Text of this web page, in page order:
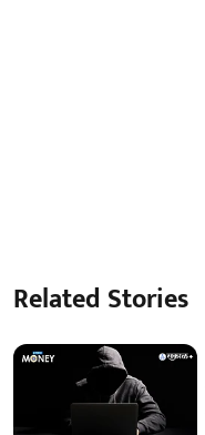
Related Stories